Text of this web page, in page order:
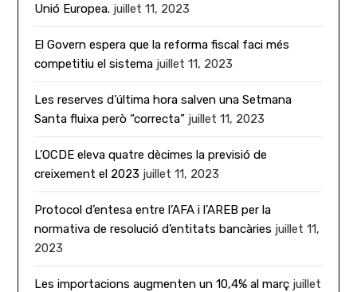
Unió Europea. juillet 11, 2023
El Govern espera que la reforma fiscal faci més
competitiu el sistema juillet 11, 2023
Les reserves d’última hora salven una Setmana
Santa fluixa però “correcta” juillet 11, 2023
L’OCDE eleva quatre dècimes la previsió de
creixement el 2023 juillet 11, 2023
Protocol d’entesa entre l’AFA i l’AREB per la
normativa de resolució d’entitats bancàries juillet 11,
2023
Les importacions augmenten un 10,4% al març juillet